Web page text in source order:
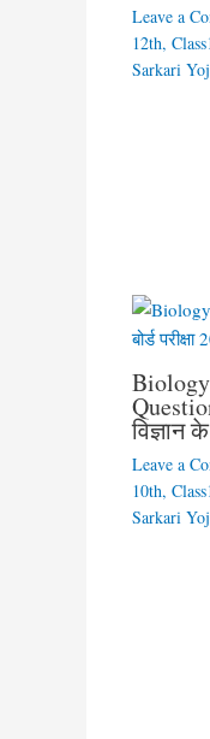
Leave a
12th,
Sarkari
विज्ञान
Leave a
10th,
Sarkari